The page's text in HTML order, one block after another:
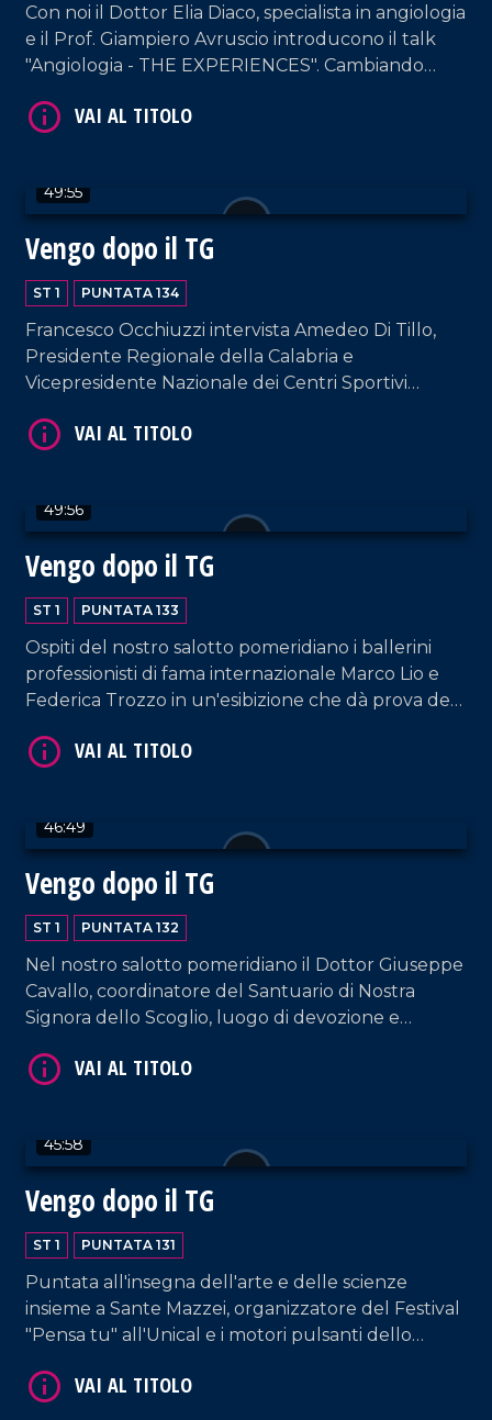
Con noi il Dottor Elia Diaco, specialista in angiologia
e il Prof. Giampiero Avruscio introducono il talk
"Angiologia - THE EXPERIENCES". Cambiando
Carlo, Patron del celebre Cantagiro.
49:55
Vengo dopo il TG
ST 1 PUNTATA 134
Francesco Occhiuzzi intervista Amedeo Di Tillo,
Presidente Regionale della Calabria e
Vicepresidente Nazionale dei Centri Sportivi
vista istituzionale e sociale italiano.
49:56
Vengo dopo il TG
ST 1 PUNTATA 133
Ospiti del nostro salotto pomeridiano i ballerini
professionisti di fama internazionale Marco Lio e
Federica Trozzo in un'esibizione che dà prova del
Armando Piccolillo e le performance di DJ EL Dan
46:49
Vengo dopo il TG
ST 1 PUNTATA 132
Nel nostro salotto pomeridiano il Dottor Giuseppe
Cavallo, coordinatore del Santuario di Nostra
Signora dello Scoglio, luogo di devozione e
come la "Lourdes italiana".
45:58
Vengo dopo il TG
ST 1 PUNTATA 131
Puntata all'insegna dell'arte e delle scienze
insieme a Sante Mazzei, organizzatore del Festival
"Pensa tu" all'Unical e i motori pulsanti dello
adattamento del celebre romanzo dello scrittore
VAI AL TITOLO
VAI AL TITOLO
VAI AL TITOLO